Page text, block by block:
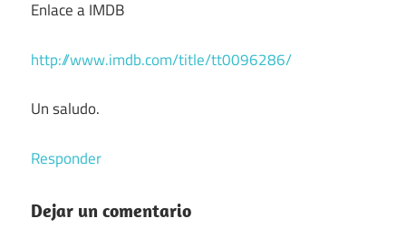
Enlace a IMDB
http://www.imdb.com/title/tt0096286/
Un saludo.
Responder
Dejar un comentario